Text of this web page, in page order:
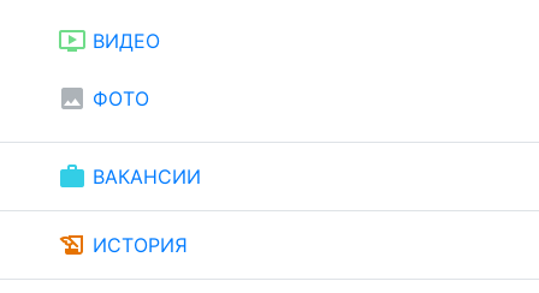
ondemand_video ВИДЕО
image ФОТО
work ВАКАНСИИ
history_edu ИСТОРИЯ